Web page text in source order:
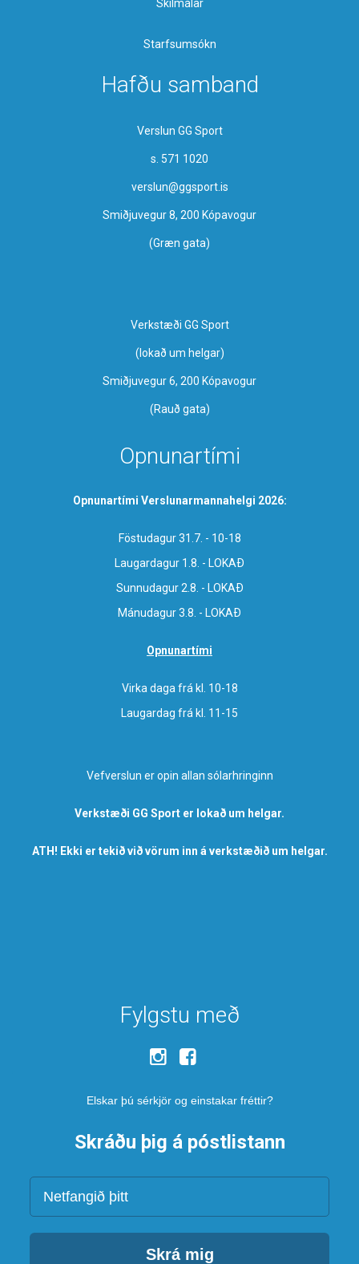
Skilmálar
Starfsumsókn
Hafðu samband
Verslun GG Sport
s. 571 1020
verslun@ggsport.is
Smiðjuvegur 8, 200 Kópavogur
(Græn gata)
Verkstæði GG Sport
​(lokað um helgar)
Smiðjuvegur 6, 200 Kópavogur
(Rauð gata)
Opnunartími
Opnunartími Verslunarmannahelgi 2026:
Föstudagur 31.7. - 10-18
Laugardagur 1.8. - LOKAÐ
Sunnudagur 2.8. - LOKAÐ
Mánudagur 3.8. - LOKAÐ
Opnunartími
Virka daga frá kl. 10-18
Laugardag frá kl. 11-15
Vefverslun er opin allan sólarhringinn
Verkstæði GG Sport er lokað um helgar.
ATH! Ekki er tekið við vörum inn á verkstæðið um helgar.
Fylgstu með
Elskar þú sérkjör og einstakar fréttir?
Skráðu þig á póstlistann
Netfang
Skrá mig